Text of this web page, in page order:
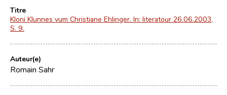
Titre
Kloni Klunnes vum Christiane Ehlinger. In: literatour 26.06.2003,
S. 9.
Auteur(e)
Romain Sahr